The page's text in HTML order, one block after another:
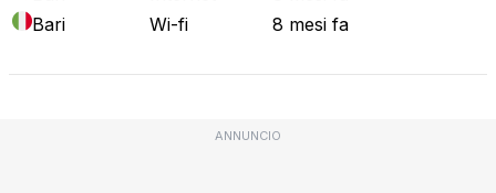
Bari
Wi-fi 8 mesi fa
ANNUNCIO